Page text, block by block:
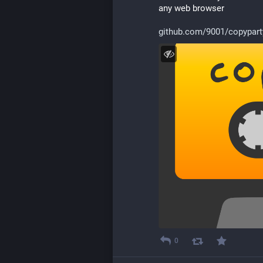
any web browser
github.com/9001/
0